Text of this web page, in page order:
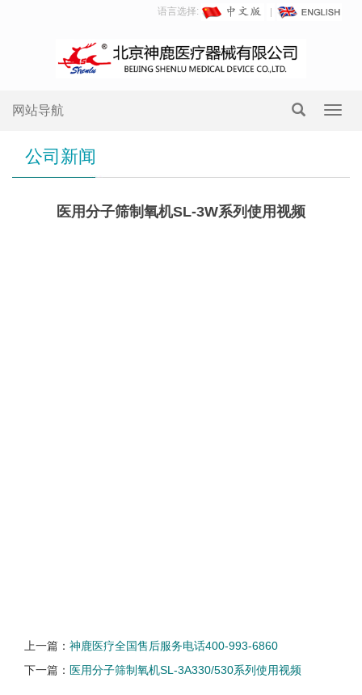
语言选择:
网站导航
公司新闻
医用分子筛制氧机SL-3W系列使用视频
上一篇： 神鹿医疗全国售后服务电话400-993-6860
下一篇： 医用分子筛制氧机SL-3A330/530系列使用视频